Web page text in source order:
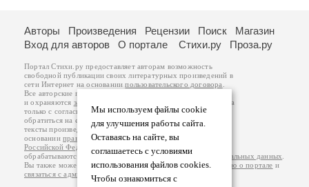
Мы используем файлы cookie
для улучшения работы сайта.
Оставаясь на сайте, вы
соглашаетесь с условиями
использования файлов cookies.
Чтобы ознакомиться с
Авторы Произведения Рецензии Поиск
Магазин
Вход для авторов
О портале Стихи.ру Проза.ру
Портал Стихи.ру предоставляет авторам возможность
свободной публикации своих литературных произведений в
сети Интернет на основаниипользовательского договора
Все авторские права на произведения принадлежат авторам
и охраняются законом
. Перепечатка произведений возможна
только с согласия его автора, к которому вы можете
обратиться на его авторской странице. Ответственность за
тексты произведений авторы несут самостоятельно на
основанииправил публикацииизаконодательства
Российской Федерации
обрабатываются на основанииПолитики обработки персональных данных
Вы также можете посмотреть более подробнуюинформацию о портале и
связаться с администрацией